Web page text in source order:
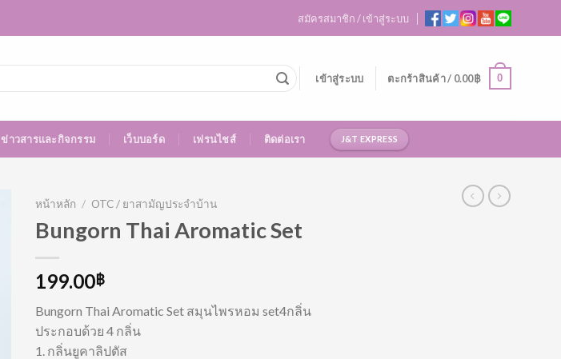
สมัครสมาชิก / เข้าสู่ระบบ
เข้าสู่ระบบ ตะกร้าสินค้า / 0.00฿ 0
ข่าวสารและกิจกรรม เว็บบอร์ด เฟรนไชส์ ติดต่อเรา J&T EXPRESS
หน้าหลัก / OTC / ยาสามัญประจำบ้าน
Bungorn Thai Aromatic Set
199.00฿
Bungorn Thai Aromatic Set สมุนไพรหอม set4กลิ่น
ประกอบด้วย 4 กลิ่น
1. กลิ่นยูคาลิปตัส